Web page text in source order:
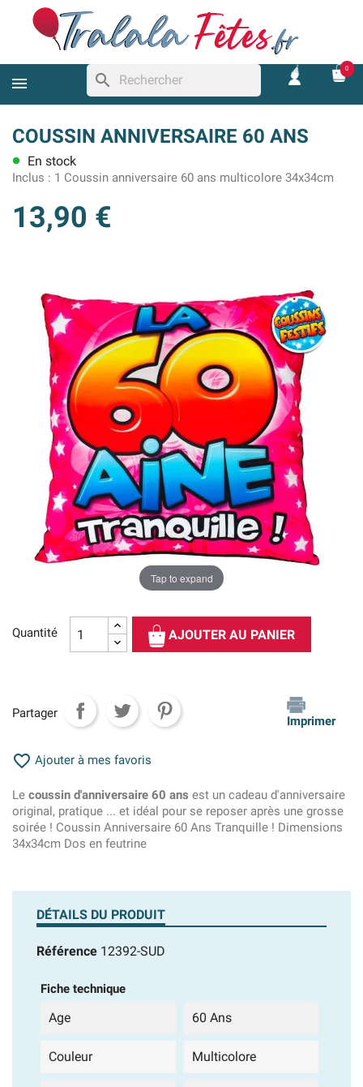
search
0
COUSSIN ANNIVERSAIRE 60 ANS
lens En stock
Inclus : 1 Coussin anniversaire 60 ans multicolore 34x34cm
13,90 €
Tap to expand
Quantité AJOUTER AU PANIER
Partager
Imprimer
 Ajouter à mes favoris
Le coussin d'anniversaire 60 ans est un cadeau d'anniversaire
original, pratique ... et idéal pour se reposer après une grosse
soirée ! Coussin Anniversaire 60 Ans Tranquille ! Dimensions
34x34cm Dos en feutrine
DÉTAILS DU PRODUIT
Référence 12392-SUD
Fiche technique
Age 60 Ans
Couleur Multicolore